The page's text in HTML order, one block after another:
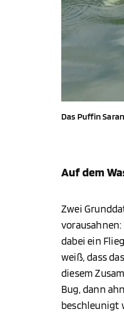
Das Puffin
Auf dem
Zwei
dabei ein
weiß, dass
diesem
Bug, dann
beschleunigt